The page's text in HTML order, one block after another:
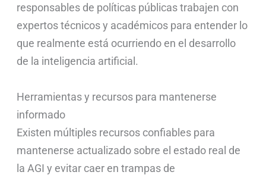
responsables de políticas públicas trabajen con
expertos técnicos y académicos para entender lo
que realmente está ocurriendo en el desarrollo
de la inteligencia artificial.
Herramientas y recursos para mantenerse
informado
Existen múltiples recursos confiables para
mantenerse actualizado sobre el estado real de
la AGI y evitar caer en trampas de